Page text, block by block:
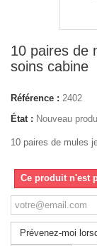
10 paires de
soins cabine
Référence : 2402
État : Nouveau
10 paires de mules
Ce produit n'est
Prévenez-moi